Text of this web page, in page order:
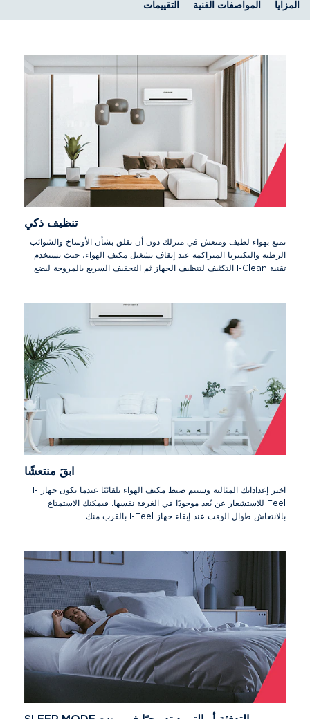
المزايا المواصفات الفنية التقييمات
تنظيف ذكي
تمتع بهواء لطيف ومنعش في منزلك دون أن تقلق بشأن الأوساخ والشوائب
الرطبة والبكتيريا المتراكمة عند إيقاف تشغيل مكيف الهواء، حيث تستخدم
تقنية I-Clean التكثيف لتنظيف الجهاز ثم التجفيف السريع بالمروحة لبضع
ابقَ منتعشًا
اختر إعداداتك المثالية وسيتم ضبط مكيف الهواء تلقائيًا عندما يكون جهاز I-
Feel للاستشعار عن بُعد موجودًا في الغرفة نفسها. فيمكنك الاستمتاع
بالانتعاش طوال الوقت عند إبقاء جهاز I-Feel بالقرب منك.